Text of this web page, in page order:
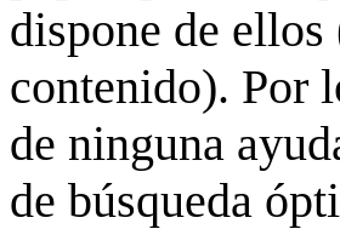
dispone de
contenido). Por
de ninguna
de búsqueda